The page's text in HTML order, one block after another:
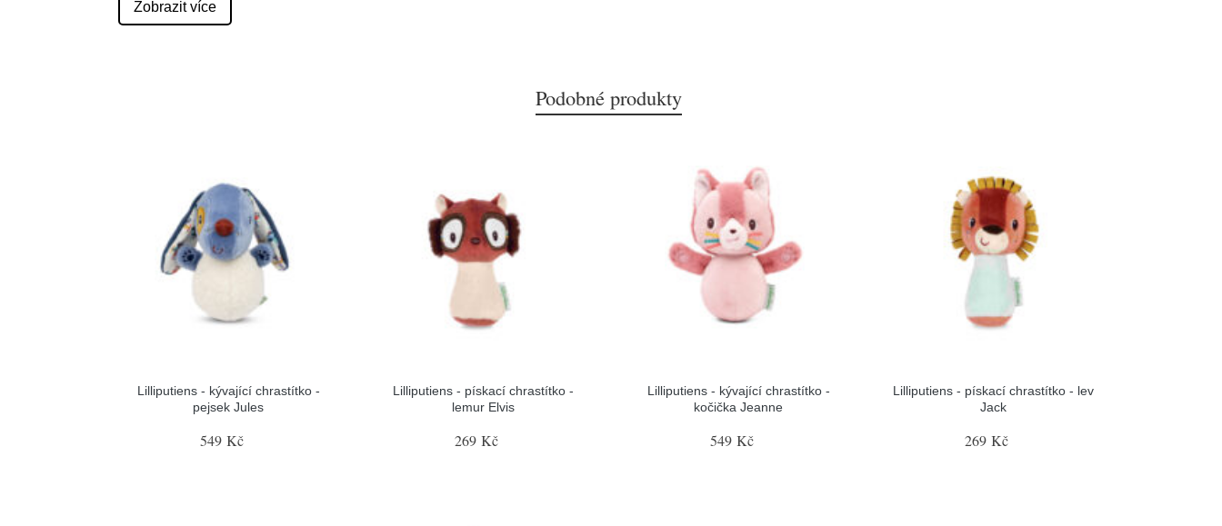
Zobrazit více
Podobné produkty
Lilliputiens - kývající chrastítko -
pejsek Jules
549 Kč
Lilliputiens - pískací chrastítko -
lemur Elvis
269 Kč
Lilliputiens - kývající chrastítko -
kočička Jeanne
549 Kč
Lilliputiens - pískací chrastítko - lev
Jack
269 Kč